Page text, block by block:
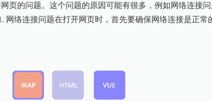
页的问题。这个问题的原因可能有很多，例如网络连接
网络连接问题在打开网页时，首先要确保网络连接是正